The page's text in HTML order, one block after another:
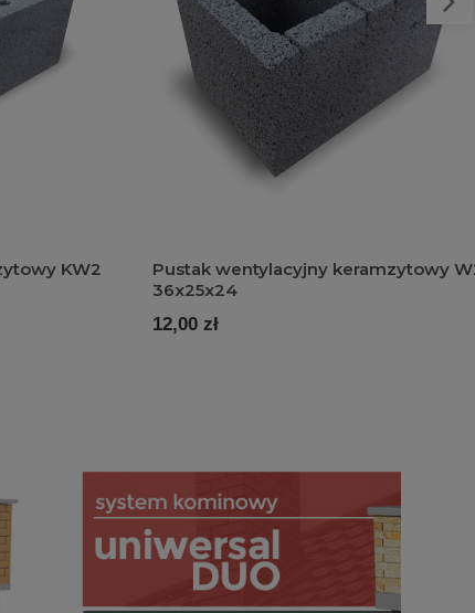
KW2
Pustak wentylacyjny keramzytowy W2
36x25x24
12,00 zł